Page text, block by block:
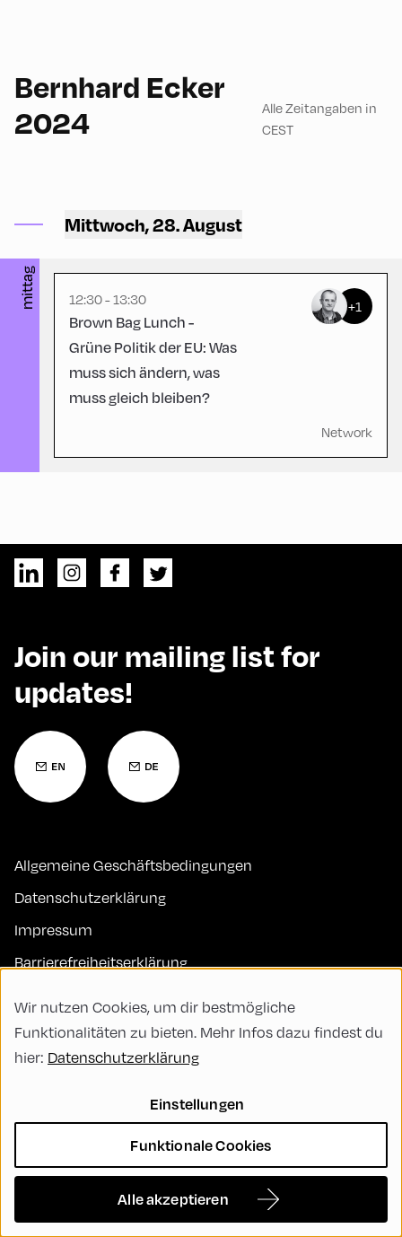
Bernhard Ecker
2024
Alle Zeitangaben in
CEST
Mittwoch, 28. August
mittag
CCA – Loggia
12:30 - 13:30
Brown Bag Lunch -
Grüne Politik der EU: Was
muss sich ändern, was
muss gleich bleiben?
+1
Network
Join our mailing list for
updates!
Allgemeine Geschäftsbedingungen
Datenschutzerklärung
Impressum
Barrierefreiheitserklärung
FAQs
Code of Conduct
Nachhaltigkeit
Vielfalt, Gleichberechtigung und Inklusion
Wir nutzen Cookies, um dir bestmögliche
Funktionalitäten zu bieten. Mehr Infos dazu findest du
hier: Datenschutzerklärung
Einstellungen
Funktionale Cookies
Alle akzeptieren